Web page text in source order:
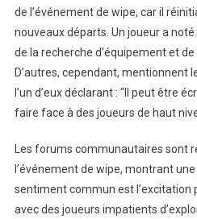
de l’événement de wipe, car il
nouveaux départs. Un joueur a
de la recherche d’équipement et
D’autres, cependant, mentionnent
l’un d’eux déclarant : “Il peut être
faire face à des joueurs de haut
Les forums communautaires sont
l’événement de wipe, montrant
sentiment commun est l’excitation
avec des joueurs impatients